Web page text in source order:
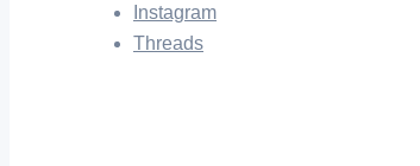
Instagram
Threads